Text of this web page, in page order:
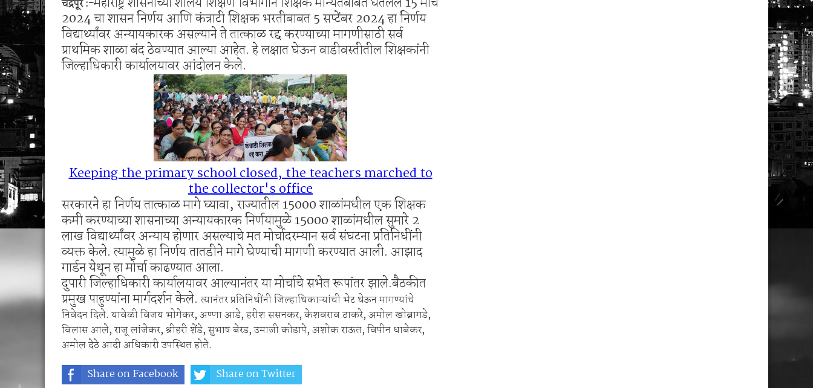
शेगाव पोलीस यांचा गर्भपात प्रकरणातील बोगस डॉ. विश्वास याचे वर गुन्हा दाखल.
मनसेच्या तालुका अध्यक्षा कल्पना पोतर्लावार यांनी बेकायदेशीर ऑनलाइन लॉटरीविरोधात पोलिसांना निवेदन
चंद्रपूर :-
2024 चा शासन निर्णय आणि कंत्राटी शिक्षक भरतीबाबत 5 सप्टेंबर 2024 हा निर्णय
विद्यार्थ्यांवर अन्यायकारक असल्याने ते तात्काळ रद्द करण्याच्या मागणीसाठी सर्व
प्राथमिक शाळा बंद ठेवण्यात आल्या आहेत. हे लक्षात घेऊन वाडीवस्तीतील शिक्षकांनी
जिल्हाधिकारी कार्यालयावर आंदोलन केले.
Keeping the primary school closed, the teachers marched to
the collector's office
सरकारने हा निर्णय तात्काळ मागे घ्यावा, राज्यातील 15000 शाळांमधील एक शिक्षक
कमी करण्याच्या शासनाच्या अन्यायकारक निर्णयामुळे 15000 शाळांमधील सुमारे 2
लाख विद्यार्थ्यांवर अन्याय होणार असल्याचे मत मोर्चादरम्यान सर्व संघटना प्रतिनिधींनी
व्यक्त केले. त्यामुळे हा निर्णय तातडीने मागे घेण्याची मागणी करण्यात आली. आझाद
गार्डन येथून हा मोर्चा काढण्यात आला.
दुपारी जिल्हाधिकारी कार्यालयावर आल्यानंतर या मोर्चाचे सभेत रूपांतर झाले.बैठकीत
प्रमुख पाहुण्यांना मार्गदर्शन केले. त्यानंतर प्रतिनिधींनी जिल्हाधिकाऱ्यांची भेट घेऊन मागण्यांचे
निवेदन दिले. यावेळी विजय भोगेकर, अण्णा आडे, हरीश ससनकर, केशवराव ठाकरे, अमोल खोब्रागडे,
विलास आले, राजू लांजेकर, श्रीहरी शेंडे, सुभाष बेरड, उमाजी कोडापे, अशोक राऊत, विपीन धाबेकर,
अमोल देठे आदी अधिकारी उपस्थित होते.
Share on Facebook
Share on Twitter